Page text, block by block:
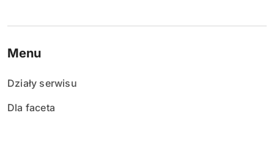
Menu
Działy serwisu
Dla faceta